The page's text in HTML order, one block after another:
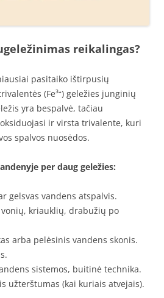
reikalingas?
pasitaiko ištirpusių
(Fe³⁺) geležies junginių
yra bespalvė, tačiau
ir virsta trivalente, kuri
spalvos nuosėdos.
per daug geležies:
gelsvas vandens atspalvis.
kriauklių, drabužių po
arba pelėsinis vandens skonis.
sistemos, buitinė technika.
užterštumas (kai kuriais atvejais).